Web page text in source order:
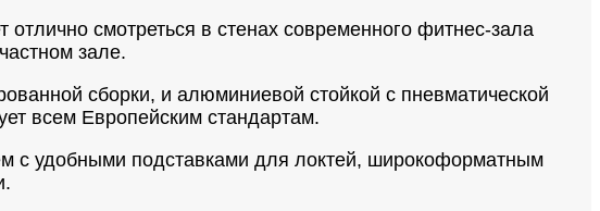
смотреться в стенах современного фитнес-зала
зале.
сборки, и алюминиевой стойкой с пневматической
всем Европейским стандартам.
с удобными подставками для локтей, широкоформатным